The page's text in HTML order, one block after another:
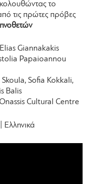
το
τις πρώτες πρόβες
Giannakakis
Papaioannou
Sofia Kokkali,
Balis
Cultural Centre